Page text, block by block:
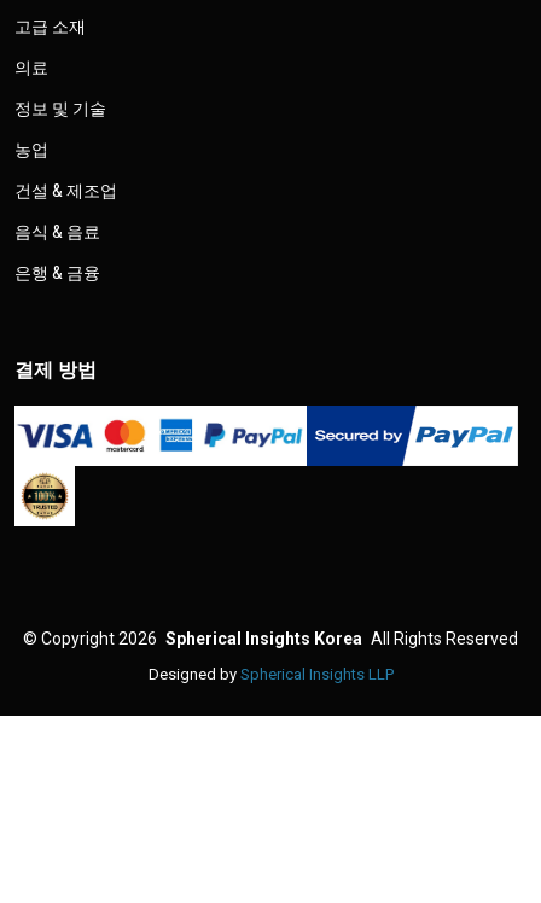
고급 소재
의료
정보 및 기술
농업
건설 & 제조업
음식 & 음료
은행 & 금융
결제 방법
© Copyright 2026 Spherical Insights Korea All Rights Reserved
Designed by Spherical Insights LLP